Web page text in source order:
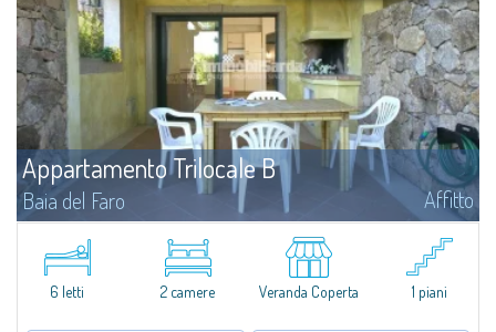
Appartamento Trilocale B
Baia del Faro Affitto
Novità 2026: Aria Condizionata e Piani a Induzione.A soli 500 mt. dal centro
abitato di Palau e a meno di 350 mt. dal mare, il complesso residenziale di
Baia del Faro si compone di 18 unità in affitto, alcune delle...
6 letti 2 camere Veranda Coperta 1 piani